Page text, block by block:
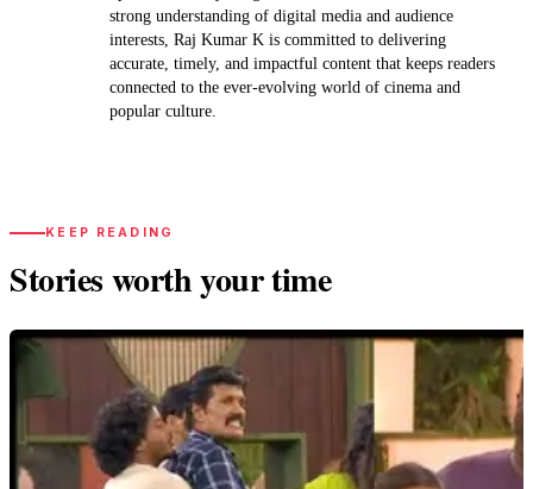
strong understanding of digital media and audience
interests, Raj Kumar K is committed to delivering
accurate, timely, and impactful content that keeps readers
connected to the ever-evolving world of cinema and
popular culture.
KEEP READING
Stories worth your time